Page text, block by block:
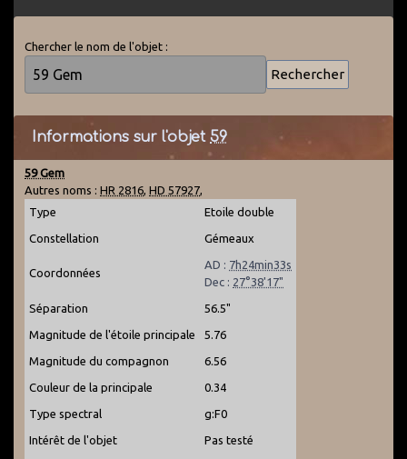
Chercher le nom de l'objet :
Informations sur l'objet 59
59 Gem
Autres noms : HR 2816, HD 57927,
Type
Etoile double
Constellation Gémeaux
Coordonnées
AD : 7h24min33s
Dec : 27°38'17"
Séparation 56.5"
Magnitude de l'étoile principale 5.76
Magnitude du compagnon 6.56
Couleur de la principale 0.34
Type spectral g:F0
Intérêt de l'objet Pas testé